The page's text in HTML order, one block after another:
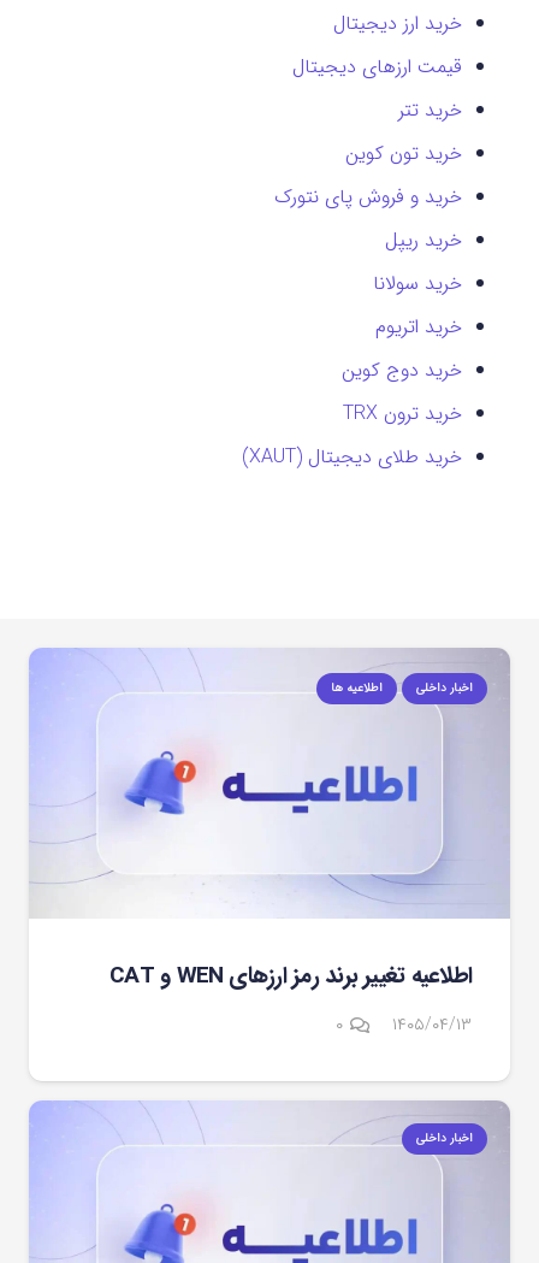
خرید ارز دیجیتال
قیمت ارزهای دیجیتال
خرید تتر
خرید تون کوین
خرید و فروش پای نتورک
خرید ریپل
خرید سولانا
خرید اتریوم
خرید دوج کوین
خرید ترون TRX
خرید طلای دیجیتال (XAUT)
اخبار داخلی اطلاعیه ها
اطلاعیه تغییر برند رمز ارزهای WEN و CAT
۱۴۰۵/۰۴/۱۳ ۰
اخبار داخلی